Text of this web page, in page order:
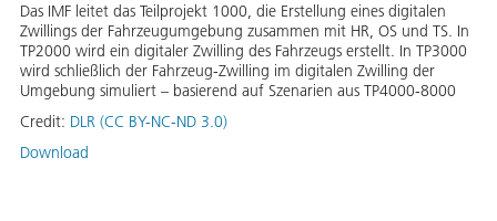
Das IMF leitet das Teilprojekt 1000, die Erstellung eines digitalen
Zwillings der Fahrzeugumgebung zusammen mit HR, OS und TS. In
TP2000 wird ein digitaler Zwilling des Fahrzeugs erstellt. In TP3000
wird schließlich der Fahrzeug-Zwilling im digitalen Zwilling der
Umgebung simuliert – basierend auf Szenarien aus TP4000-8000
Credit: DLR (CC BY-NC-ND 3.0)
Download